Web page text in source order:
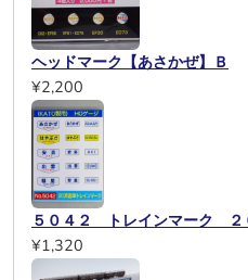
ヘッドマーク【あさかぜ】Ｂ
¥2,200
５０４２ トレインマーク ２
¥1,320